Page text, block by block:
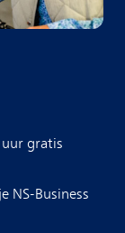
gratis
NS-Business